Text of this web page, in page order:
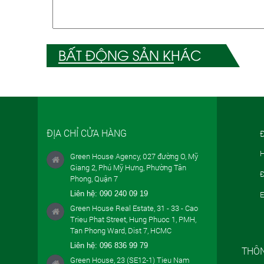
BẤT ĐỘNG SẢN KHÁC
ĐỊA CHỈ CỬA HÀNG
Green House Agency, 027 đường O, Mỹ
Giang 2, Phú Mỹ Hưng, Phường Tân
Phong, Quận 7
Liên hệ: 090 240 09 19
Green House Real Estate, 31 - 33 - Cao
Trieu Phat Street, Hung Phuoc 1, PMH,
Tan Phong Ward, Dist 7, HCMC
Liên hệ: 096 836 99 79
Green House, 23 (SE12-1) Tieu Nam